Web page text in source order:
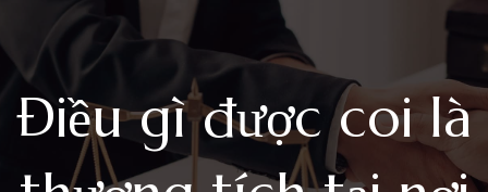
Điều gì được coi là